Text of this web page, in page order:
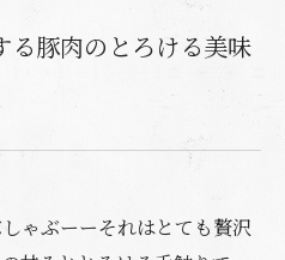
る豚肉のとろける美味
ゃぶーーそれはとても贅沢